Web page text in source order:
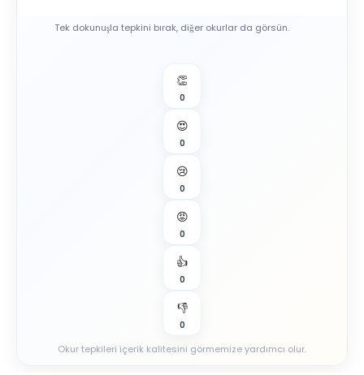
Tek dokunuşla tepkini bırak, diğer okurlar da görsün.
👏
0
😍
0
😢
0
😡
0
👍
0
👎
0
Okur tepkileri içerik kalitesini görmemize yardımcı olur.